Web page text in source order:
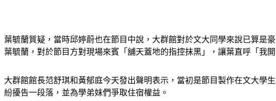
葉毓蘭質疑，當時邱婷蔚也在節目中說，大群館對於文大同學來說已算是
葉毓蘭，對於節目方對現場來賓「舖天蓋地的指控抹黑」，讓葉直呼「我開
大群館館長范舒琪和黃郁庭今天發出聲明表示，當初是節目製作在文大學
紛擾告一段落，並為學弟妹們爭取住宿權益。